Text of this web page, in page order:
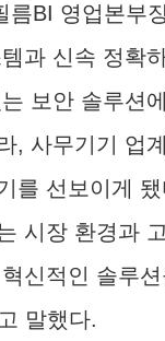
름BI 영업본부
과 신속 정확
보안 솔루션
, 사무기기 업
를 선보이게 됐
시장 환경과
신적인 솔루션
말했다.